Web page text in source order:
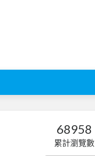
68958
累計瀏覽數